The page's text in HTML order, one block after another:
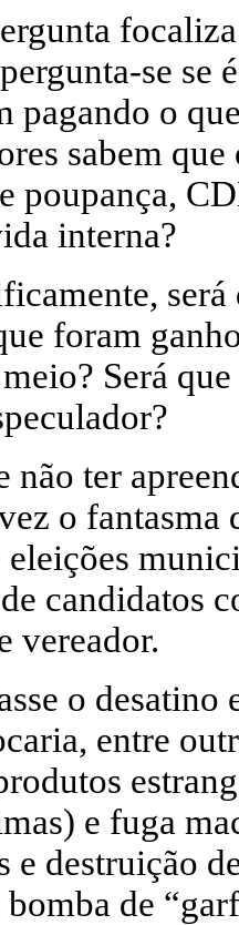
se se
pagando o
sabem
poupança,
interna?
foram
meio? Será
não ter
o fantasma
eleições
candidatos
vereador.
o
entre
e fuga
e destruição
de